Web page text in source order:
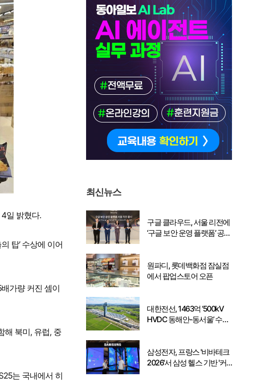
4일 밝혔다.
탑’ 수상에 이어
가량 커진 셈이
해 북미, 유럽, 중
는 국내에서 히
최신뉴스
구글 클라우드, 서울 리전에
‘구글 보안 운영 플랫폼’ 공식
원파디, 롯데백화점 잠실점
에서 팝업스토어 오픈
대한전선, 1463억 ‘500kV
HVDC 동해안-동서울’ 수
삼성전자, 프랑스 '비바테크
2026'서 삼성 헬스 기반 '커